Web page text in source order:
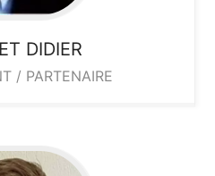
DIDIER
/ PARTENAIRE